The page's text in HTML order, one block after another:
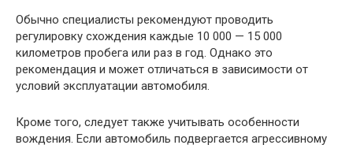
Обычно специалисты рекомендуют проводить
регулировку схождения каждые 10 000 — 15 000
километров пробега или раз в год. Однако это
рекомендация и может отличаться в зависимости от
условий эксплуатации автомобиля.
Кроме того, следует также учитывать особенности
вождения. Если автомобиль подвергается агрессивному